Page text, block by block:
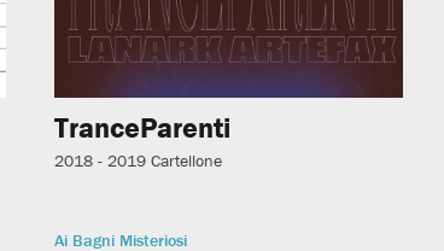
TranceParenti
2018 - 2019 Cartellone
Ai Bagni Misteriosi